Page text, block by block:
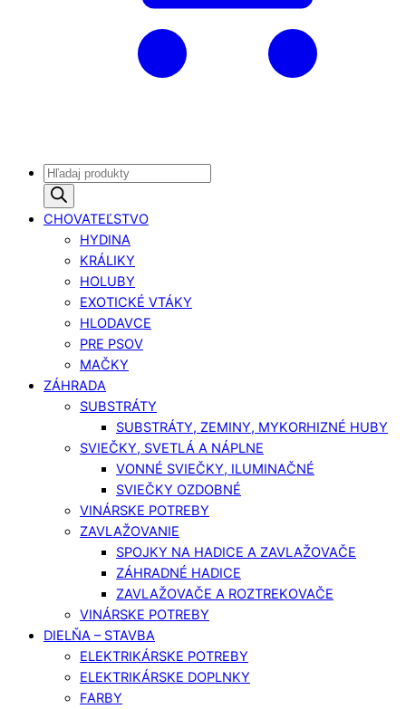
Products
search
CHOVATEĽSTVO
HYDINA
KRÁLIKY
HOLUBY
EXOTICKÉ VTÁKY
HLODAVCE
PRE PSOV
MAČKY
ZÁHRADA
SUBSTRÁTY
SUBSTRÁTY, ZEMINY, MYKORHIZNÉ HUBY
SVIEČKY, SVETLÁ A NÁPLNE
VONNÉ SVIEČKY, ILUMINAČNÉ
SVIEČKY OZDOBNÉ
VINÁRSKE POTREBY
ZAVLAŽOVANIE
SPOJKY NA HADICE A ZAVLAŽOVAČE
ZÁHRADNÉ HADICE
ZAVLAŽOVAČE A ROZTREKOVAČE
VINÁRSKE POTREBY
DIELŇA – STAVBA
ELEKTRIKÁRSKE POTREBY
ELEKTRIKÁRSKE DOPLNKY
FARBY